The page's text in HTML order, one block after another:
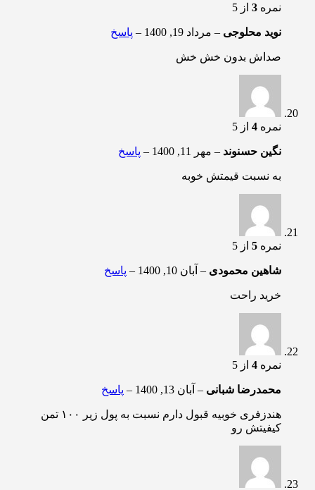
نمره 3 از 5
نوید محلوجی – مرداد 19, 1400 – پاسخ
صداش بدون خش خش
نمره 4 از 5
نگین حسنوند – مهر 11, 1400 – پاسخ
به نسبت قیمتش خوبه
نمره 5 از 5
شاهین محمودی – آبان 10, 1400 – پاسخ
خرید راحت
نمره 4 از 5
محمدرضا شبانی – آبان 13, 1400 – پاسخ
هندزفری خوبیه قبول دارم نسبت به پول زیر ۱۰۰ تمن
کیفیتش رو